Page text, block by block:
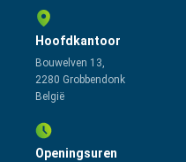
Hoofdkantoor
Bouwelven 13,
2280 Grobbendonk
België
Openingsuren